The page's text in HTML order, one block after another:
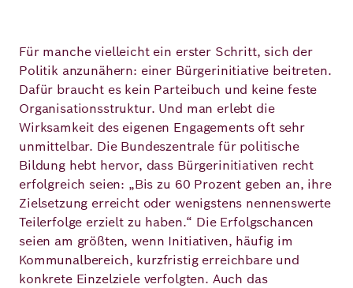
Für manche vielleicht ein erster Schritt, sich der
Politik anzunähern: einer Bürgerinitiative beitreten.
Dafür braucht es kein Parteibuch und keine feste
Organisationsstruktur. Und man erlebt die
Wirksamkeit des eigenen Engagements oft sehr
unmittelbar. Die Bundeszentrale für politische
Bildung hebt hervor, dass Bürgerinitiativen recht
erfolgreich seien: „Bis zu 60 Prozent geben an, ihre
Zielsetzung erreicht oder wenigstens nennenswerte
Teilerfolge erzielt zu haben.“ Die Erfolgschancen
seien am größten, wenn Initiativen, häufig im
Kommunalbereich, kurzfristig erreichbare und
konkrete Einzelziele verfolgten. Auch das